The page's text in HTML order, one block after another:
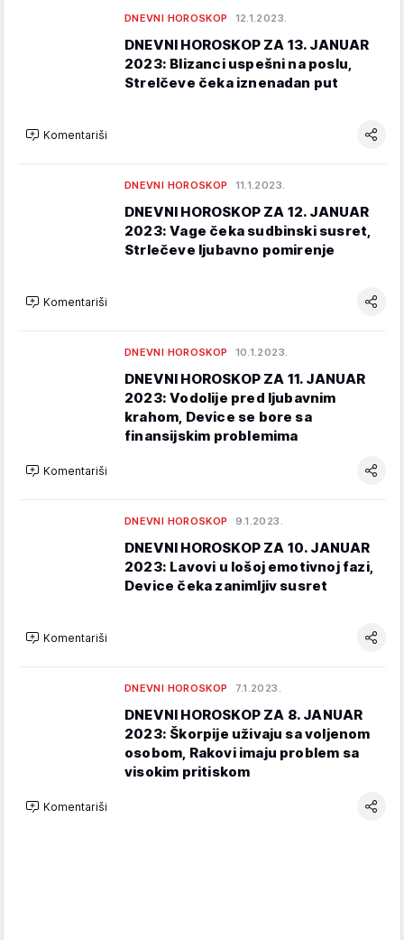
DNEVNI HOROSKOP 12.1.2023.
DNEVNI HOROSKOP ZA 13. JANUAR
2023: Blizanci uspešni na poslu,
Strelčeve čeka iznenadan put
Komentariši
DNEVNI HOROSKOP 11.1.2023.
DNEVNI HOROSKOP ZA 12. JANUAR
2023: Vage čeka sudbinski susret,
Strlečeve ljubavno pomirenje
Komentariši
DNEVNI HOROSKOP 10.1.2023.
DNEVNI HOROSKOP ZA 11. JANUAR
2023: Vodolije pred ljubavnim
krahom, Device se bore sa
finansijskim problemima
Komentariši
DNEVNI HOROSKOP 9.1.2023.
DNEVNI HOROSKOP ZA 10. JANUAR
2023: Lavovi u lošoj emotivnoj fazi,
Device čeka zanimljiv susret
Komentariši
DNEVNI HOROSKOP 7.1.2023.
DNEVNI HOROSKOP ZA 8. JANUAR
2023: Škorpije uživaju sa voljenom
osobom, Rakovi imaju problem sa
visokim pritiskom
Komentariši